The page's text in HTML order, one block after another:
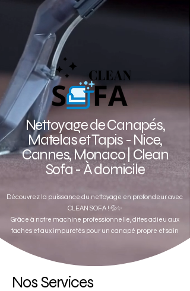
Nettoyage de Canapés,
Matelas et Tapis - Nice,
Cannes, Monaco | Clean
Sofa - À domicile
Découvrez la puissance du nettoyage en profondeur avec
CLEAN SOFA ! 💦✨
Grâce à notre machine professionnelle, dites adieu aux
taches et aux impuretés pour un canapé propre et sain
Nos Services